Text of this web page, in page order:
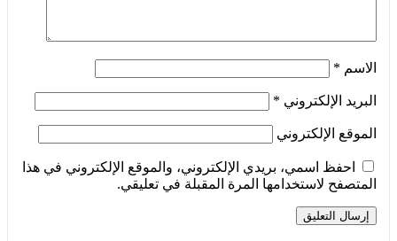
الاسم *
البريد الإلكتروني *
الموقع الإلكتروني
احفظ اسمي، بريدي الإلكتروني، والموقع الإلكتروني في هذا
المتصفح لاستخدامها المرة المقبلة في تعليقي.